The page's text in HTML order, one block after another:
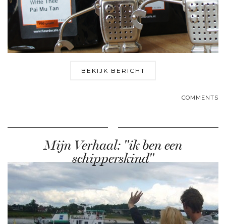
BEKIJK BERICHT
COMMENTS
Mijn Verhaal: "ik ben een
schipperskind"